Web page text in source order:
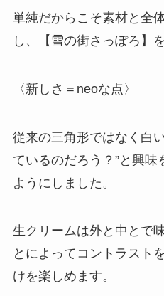
単純だからこそ素材と全
し、【雪の街さっぽろ】
〈新しさ＝neoな点〉
従来の三角形ではなく白
ているのだろう？”と興
ようにしました。
生クリームは外と中とで
とによってコントラスト
けを楽しめます。